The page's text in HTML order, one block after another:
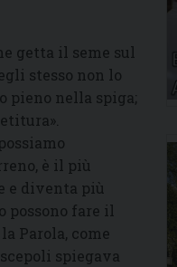
getta il seme sul
stesso non lo
pieno nella spiga;
è il più
e diventa più
possono fare il
Parola, come
spiegava